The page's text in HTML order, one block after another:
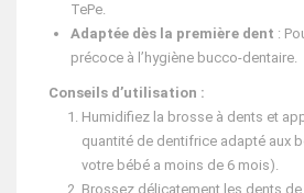
TePe.
Adaptée dès la première dent :
précoce à l’hygiène bucco-dentaire.
Conseils d’utilisation :
Humidifiez la brosse à dents et
quantité de dentifrice adapté aux
votre bébé a moins de 6 mois).
Brossez délicatement les dents